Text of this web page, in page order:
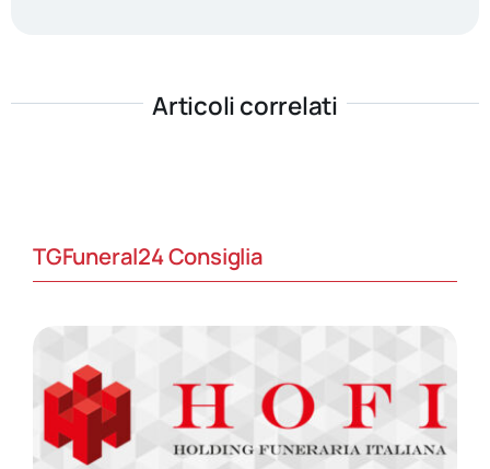
Articoli correlati
TGFuneral24 Consiglia